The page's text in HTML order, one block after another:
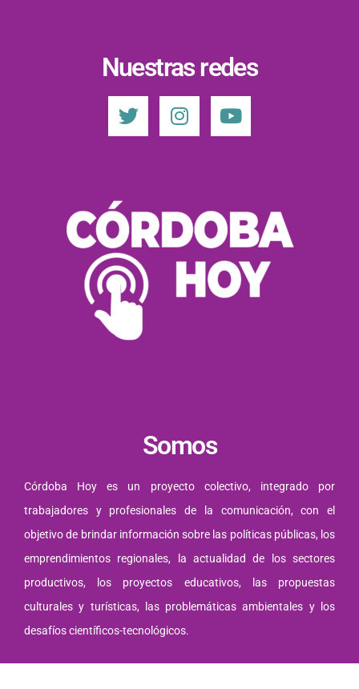
Nuestras redes
Somos
Córdoba Hoy es un proyecto colectivo, integrado por
trabajadores y profesionales de la comunicación, con el
objetivo de brindar información sobre las políticas públicas, los
emprendimientos regionales, la actualidad de los sectores
productivos, los proyectos educativos, las propuestas
culturales y turísticas, las problemáticas ambientales y los
desafíos científicos-tecnológicos.